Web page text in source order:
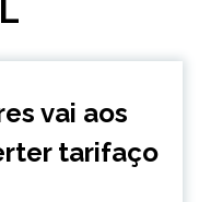
vai aos
tarifaço